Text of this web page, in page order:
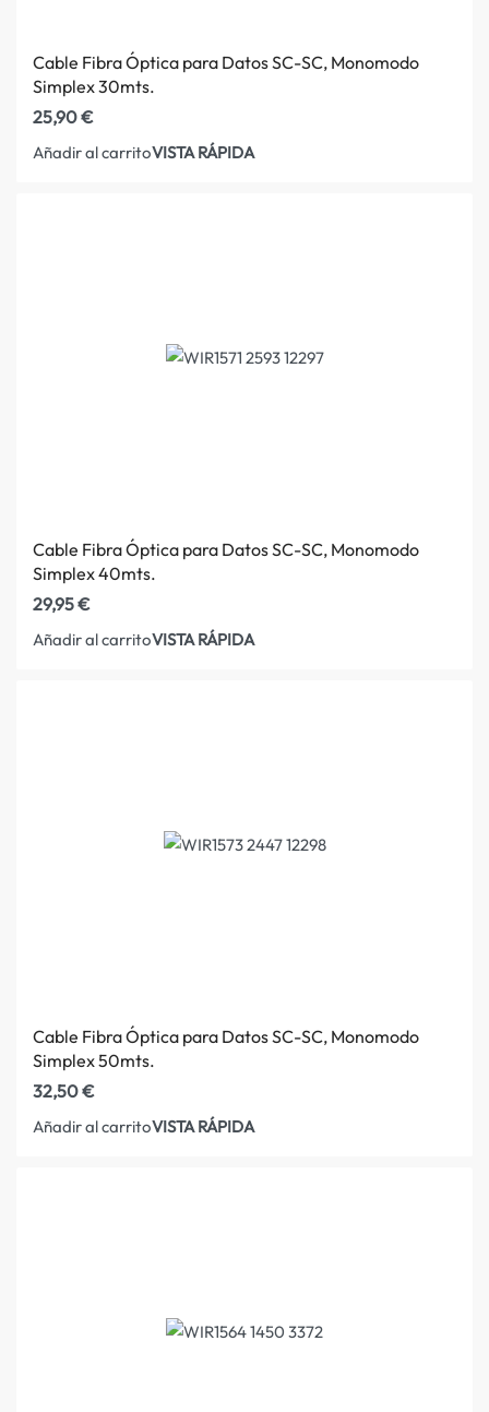
Cable Fibra Óptica para Datos SC-SC, Monomodo
Simplex 30mts.
25,90€
Añadir al carritoVISTA RÁPIDA
Cable Fibra Óptica para Datos SC-SC, Monomodo
Simplex 40mts.
29,95€
Añadir al carritoVISTA RÁPIDA
Cable Fibra Óptica para Datos SC-SC, Monomodo
Simplex 50mts.
32,50€
Añadir al carritoVISTA RÁPIDA